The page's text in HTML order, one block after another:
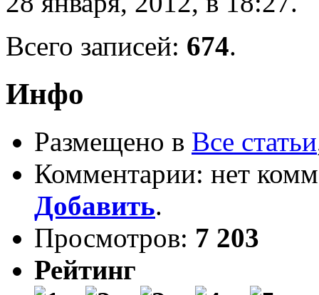
Всего записей: 674.
Инфо
Размещено в Все статьи
Комментарии: нет
Добавить.
Просмотров: 7 203
Рейтинг